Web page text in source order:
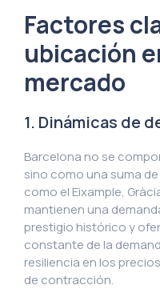
Factores
ubicación
mercado
1. Dinámicas de
Barcelona no se
sino como una suma
como el Eixample,
mantienen una
prestigio histórico y
constante de la
resiliencia en los
de contracción.